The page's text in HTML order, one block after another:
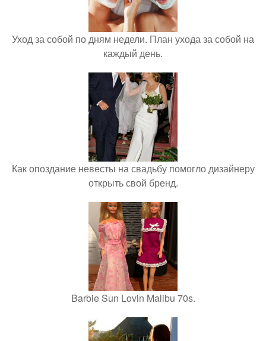
Уход за собой по дням недели. План ухода за собой на
каждый день.
Как опоздание невесты на свадьбу помогло дизайнеру
открыть свой бренд.
Barbie Sun Lovin Malibu 70s.